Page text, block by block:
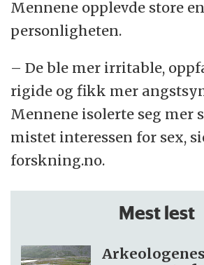
Mennene opplevde store
personligheten.
– De ble mer irritable,
rigide og fikk mer
Mennene isolerte seg mer
mistet interessen for sex,
forskning.no.
Mest lest
Arkeologenes